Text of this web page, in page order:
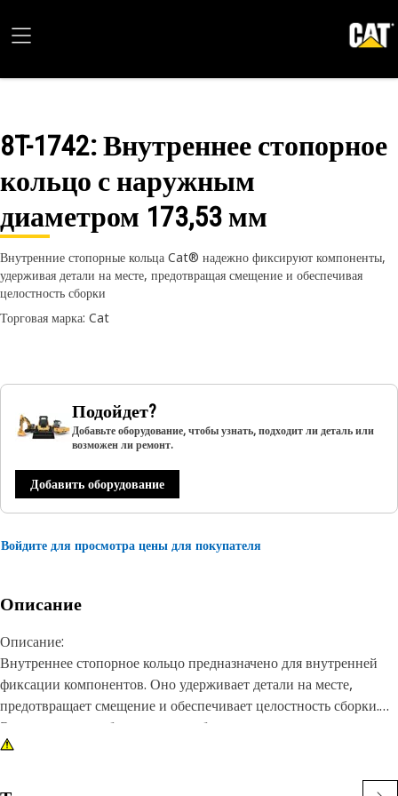
8T-1742: Внутреннее стопорное
кольцо с наружным
диаметром 173,53 мм
Внутренние стопорные кольца Cat® надежно фиксируют компоненты,
удерживая детали на месте, предотвращая смещение и обеспечивая
целостность сборки
Торговая марка: Cat
Подойдет?
Добавьте оборудование, чтобы узнать, подходит ли деталь или
возможен ли ремонт.
Добавить оборудование
Войдите для просмотра цены для покупателя
Описание
Описание:
Внутреннее стопорное кольцо предназначено для внутренней
фиксации компонентов. Оно удерживает детали на месте,
предотвращает смещение и обеспечивает целостность сборки.
Эти кольца, разработанные для обеспечения долговечности,
способствуют стабильной работе сборки. Их роль в надежном
смещения и поддержании надлежащего функционирования.